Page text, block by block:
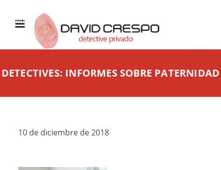
MENÚ
DETECTIVES: INFORMES SOBRE PATERNIDAD
10 de diciembre de 2018